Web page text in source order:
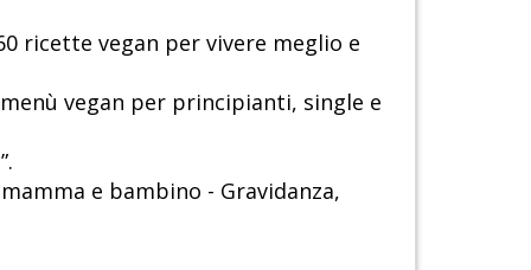
ricette vegan per vivere meglio e
vegan per principianti, single e
e bambino - Gravidanza,